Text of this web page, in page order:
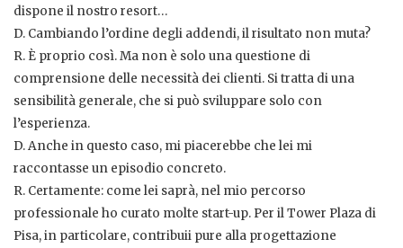
dispone il nostro resort…
D. Cambiando l’ordine degli addendi, il risultato non muta?
R. È proprio così. Ma non è solo una questione di
comprensione delle necessità dei clienti. Si tratta di una
sensibilità generale, che si può sviluppare solo con
l’esperienza.
D. Anche in questo caso, mi piacerebbe che lei mi
raccontasse un episodio concreto.
R. Certamente: come lei saprà, nel mio percorso
professionale ho curato molte start-up. Per il Tower Plaza di
Pisa, in particolare, contribuii pure alla progettazione